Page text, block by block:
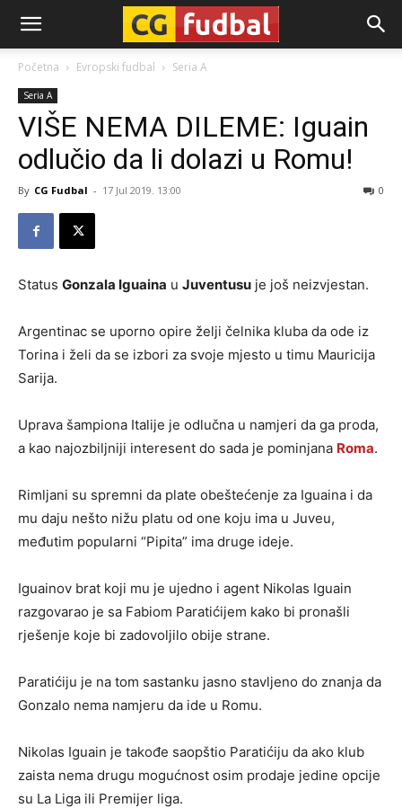
CG-
Fudbal
Početna Evropski fudbal Seria A
Seria A
VIŠE NEMA DILEME: Iguain
odlučio da li dolazi u Romu!
By CG Fudbal - 17 Jul 2019. 13:00 0
Status Gonzala Iguaina u Juventusu je još neizvjestan.
Argentinac se uporno opire želji čelnika kluba da ode iz
Torina i želi da se izbori za svoje mjesto u timu Mauricija
Sarija.
Uprava šampiona Italije je odlučna u namjeri da ga proda,
a kao najozbiljniji interesent do sada je pominjana Roma.
Rimljani su spremni da plate obeštećenje za Iguaina i da
mu daju nešto nižu platu od one koju ima u Juveu,
međutim popularni “Pipita” ima druge ideje.
Iguainov brat koji mu je ujedno i agent Nikolas Iguain
razgovarao je sa Fabiom Paratićijem kako bi pronašli
rješenje koje bi zadovoljilo obije strane.
Paratićiju je na tom sastanku jasno stavljeno do znanja da
Gonzalo nema namjeru da ide u Romu.
Nikolas Iguain je takođe saopštio Paratićiju da ako klub
zaista nema drugu mogućnost osim prodaje jedine opcije
su La Liga ili Premijer liga.